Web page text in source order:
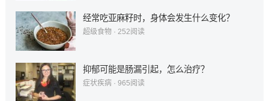
经常吃亚麻籽时，身体会发生什么变化？
超级食物· 252阅读
抑郁可能是肠漏引起，怎么治疗？
症状疾病· 965阅读